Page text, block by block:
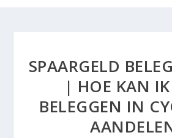
SPAARGELD
| HOE KAN IK
BELEGGEN IN